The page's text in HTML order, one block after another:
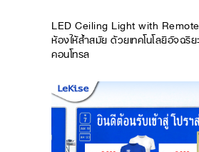
LED Ceiling Light with
ห้องให้ล้ำสมัย ด้วยเทคโนโลยีอัจฉ
คอนโทรล